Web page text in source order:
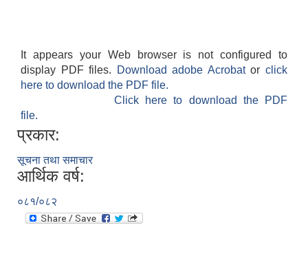
It appears your Web browser is not configured to
display PDF files.
Download adobe Acrobatorclick
here to download the PDF file.
Click here to download the PDF
file.
प्रकार:
सूचना तथा समाचार
आर्थिक वर्ष:
०८१/०८२